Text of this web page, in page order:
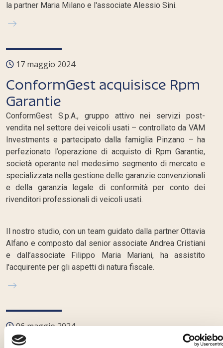
la partner Maria Milano e l'associate Alessio Sini.
17 maggio 2024
ConformGest acquisisce Rpm
Garantie
ConformGest S.p.A., gruppo attivo nei servizi post-
vendita nel settore dei veicoli usati – controllato da VAM
Investments e partecipato dalla famiglia Pinzano – ha
perfezionato l’operazione di acquisto di Rpm Garantie,
società operante nel medesimo segmento di mercato e
specializzata nella gestione delle garanzie convenzionali
e della garanzia legale di conformità per conto dei
rivenditori professionali di veicoli usati.
Il nostro studio, con un team guidato dalla partner Ottavia
Alfano e composto dal senior associate Andrea Cristiani
e dall’associate Filippo Maria Mariani, ha assistito
l'acquirente per gli aspetti di natura fiscale.
06 maggio 2024
Coima compra 3 palazzi